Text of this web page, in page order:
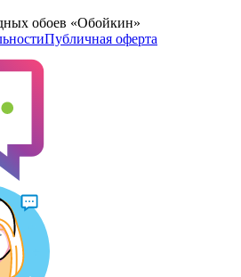
обоев «Обойкин»
Публичная оферта